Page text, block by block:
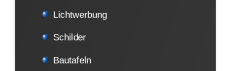
Lichtwerbung
Schilder
Bautafeln